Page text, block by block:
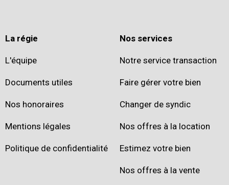
La régie
L'équipe
Documents utiles
Nos honoraires
Mentions légales
Politique de confidentialité
Nos services
Notre service transaction
Faire gérer votre bien
Changer de syndic
Nos offres à la location
Estimez votre bien
Nos offres à la vente